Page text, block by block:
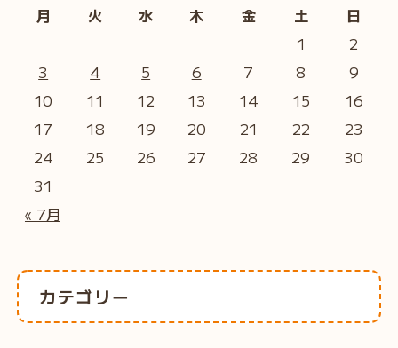
月
火 水 木 金 土 日
« 7月
1
2
3
4 5 6 7 8
9
10
11 12 13 14 15
16
17
18 19 20 21 22
23
24
25 26 27 28 29
30
31
カテゴリー